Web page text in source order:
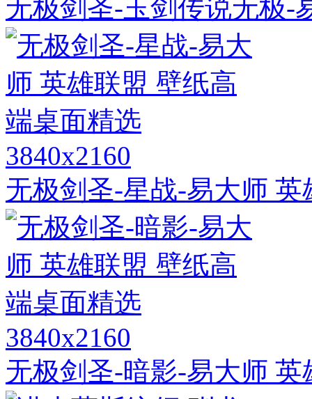
无极剑圣-玉剑传说无极-
3840x2160
无极剑圣-星战-易大师
3840x2160
无极剑圣-暗影-易大师